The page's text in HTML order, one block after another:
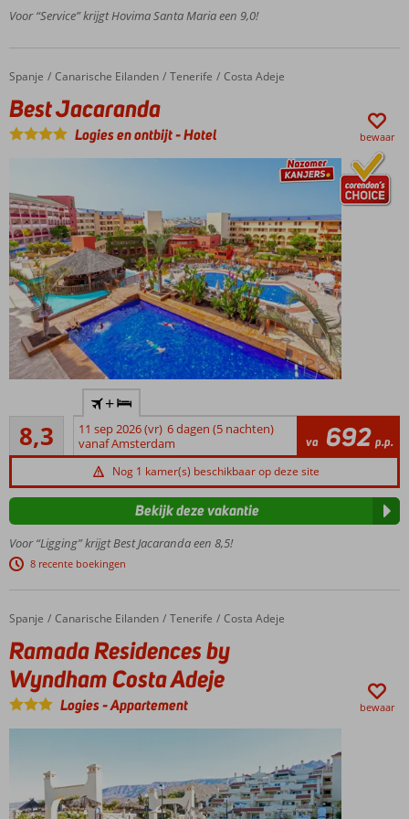
slechts
van
Adeje
Ruime studio's
en
appartementen
Volpension
of All
Inclusive
mogelijk
Voor “Service” krijgt Hovima Santa Maria een 9,0!
Home
Spanje Canarische Eilanden Tenerife Costa Adeje
Best Jacaranda
Best Jacaranda
Logies en ontbijt-Hotel bewaar
in Costa
Adeje,
nabij
Playa de
Fañabe
zandstrand
zwembaden
verwarmd)
en 2
kinderbaden
Ruime
(familie)kamers,
zwembadzicht
Halfpension
of All
8,3
Zeer goed
812
beoordelingen
+
11 sep 2026 (vr) 6 dagen (5 nachten)
vanaf Amsterdam
va 692 p.p.
Nog 1 kamer(s) beschikbaar op deze site
Voor “Ligging” krijgt Best Jacaranda een 8,5!
8 recente boekingen
Bekijk deze vakantie
Home
Spanje Canarische Eilanden Tenerife Costa Adeje
Ramada Residences by Wyndham Costa Adeje
Ramada Residences by
Wyndham Costa Adeje
Logies-Appartement bewaar